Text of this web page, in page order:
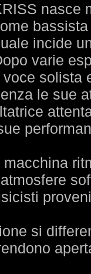
nasce
incide
varie
solista
le sue
macchina
si